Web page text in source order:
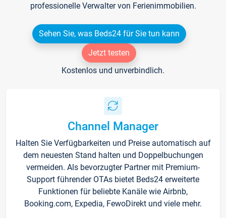
professionelle Verwalter von Ferienimmobilien.
Sehen Sie, was Beds24 für Sie tun kann
Jetzt testen
Kostenlos und unverbindlich.
Channel Manager
Halten Sie Verfügbarkeiten und Preise automatisch auf
dem neuesten Stand halten und Doppelbuchungen
vermeiden. Als bevorzugter Partner mit Premium-
Support führender OTAs bietet Beds24 erweiterte
Funktionen für beliebte Kanäle wie Airbnb,
Booking.com, Expedia, FewoDirekt und viele mehr.